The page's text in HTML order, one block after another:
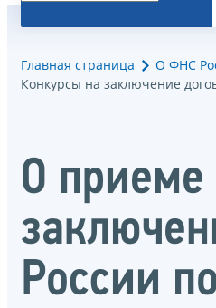
Главная страница О ФНС
Конкурсы на заключение
О приеме
России